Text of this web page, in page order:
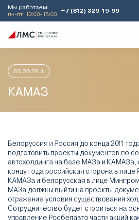
Мы работаем:
пн-пт, 10:00-18:00
+7 (812) 329-19-99
Главная Аналитика
08.06.2011
КАМАЗ
Белоруссия и Россия до конца 2011
подготовить проекты документов по
автохолдинга на базе МАЗа и КАМАЗа,
концу года российская сторона в лице
КАМАЗа и белорусская в лице
МАЗа должны выйти на проекты
отражение условия существования
Сотрудничество будет строиться на
управление Росбелавто части акций